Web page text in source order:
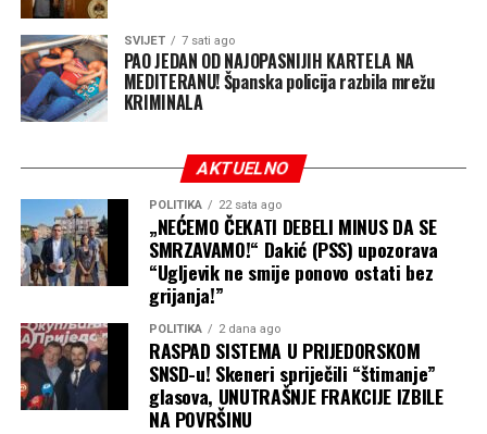
SVIJET 7 sati ago
PAO JEDAN OD NAJOPASNIJIH KARTELA NA
MEDITERANU! Španska policija razbila mrežu
KRIMINALA
AKTUELNO
POLITIKA 22 sata ago
„NEĆEMO ČEKATI DEBELI MINUS DA SE
SMRZAVAMO!“ Dakić (PSS) upozorava
“Ugljevik ne smije ponovo ostati bez
grijanja!”
POLITIKA 2 dana ago
RASPAD SISTEMA U PRIJEDORSKOM
SNSD-u! Skeneri spriječili “štimanje”
glasova, UNUTRAŠNJE FRAKCIJE IZBILE
NA POVRŠINU